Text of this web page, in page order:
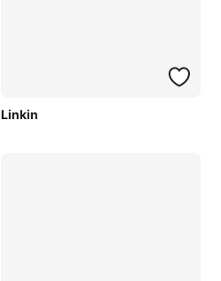
Linkin